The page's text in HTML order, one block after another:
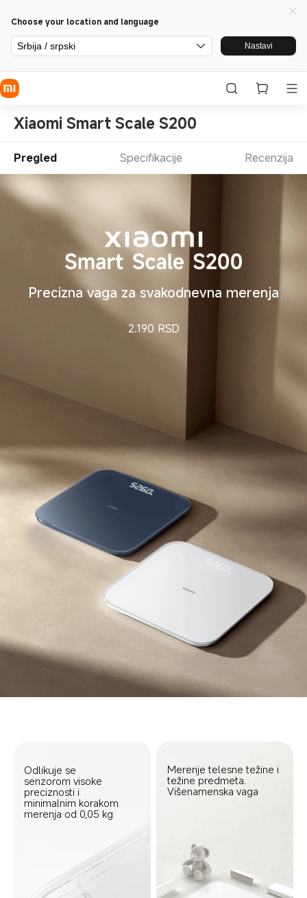
Choose your location and language
Srbija / srpski Nastavi
Xiaomi Smart Scale S200
Pregled Specifikacije Recenzija
Precizna vaga za svakodnevna merenja
2.190 RSD
Odlikuje se
senzorom visoke
preciznosti i
minimalnim korakom
merenja od 0,05 kg
Merenje telesne težine i
težine predmeta.